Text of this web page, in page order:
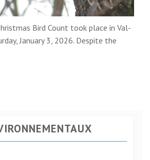
Bird Count took place in Val-
January 3, 2026. Despite the